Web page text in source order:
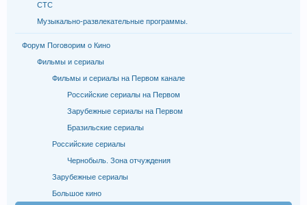
СТС
Музыкально-развлекательные программы.
Форум Поговорим о Кино
Фильмы и сериалы
Фильмы и сериалы на Первом канале
Российские сериалы на Первом
Зарубежные сериалы на Первом
Бразильские сериалы
Российские сериалы
Чернобыль. Зона отчуждения
Зарубежные сериалы
Большое кино